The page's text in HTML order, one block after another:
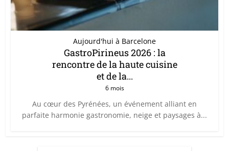
Aujourd'hui à Barcelone
GastroPirineus 2026 : la
rencontre de la haute cuisine
et de la...
6 mois
Au cœur des Pyrénées, un événement alliant en
parfaite harmonie gastronomie, neige et paysages à...